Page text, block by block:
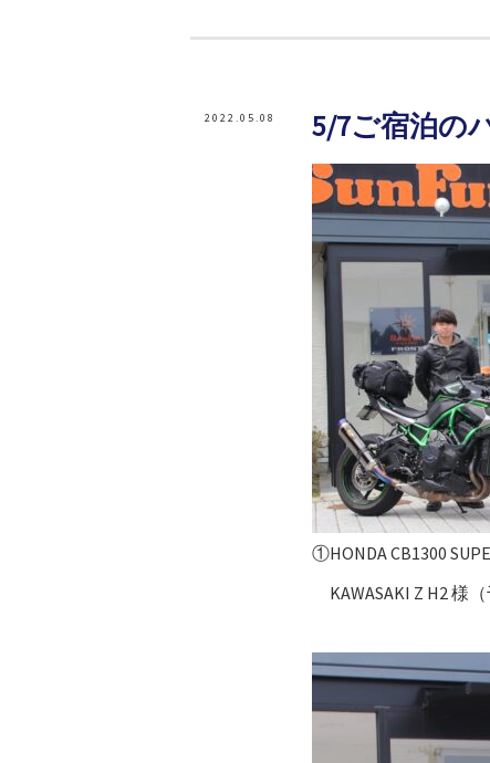
2022.05.08 5/7ご宿泊の
①HONDA CB1300
KAWASAKI Z H2 様（